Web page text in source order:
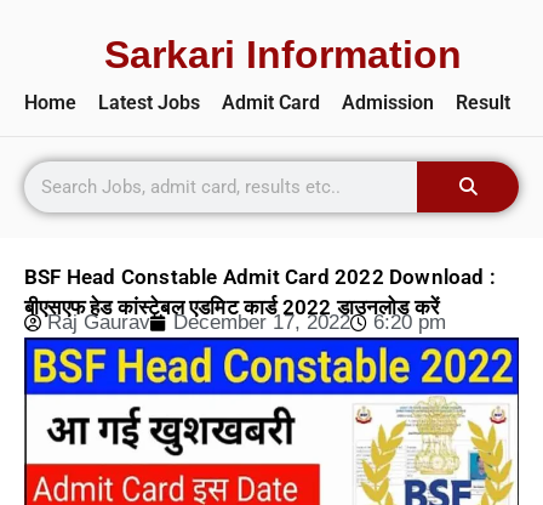
Sarkari Information
Home Latest Jobs Admit Card Admission Result
BSF Head Constable Admit Card 2022 Download :
बीएसएफ हेड कांस्टेबल एडमिट कार्ड 2022 डाउनलोड करें
Raj Gaurav December 17, 2022 6:20 pm